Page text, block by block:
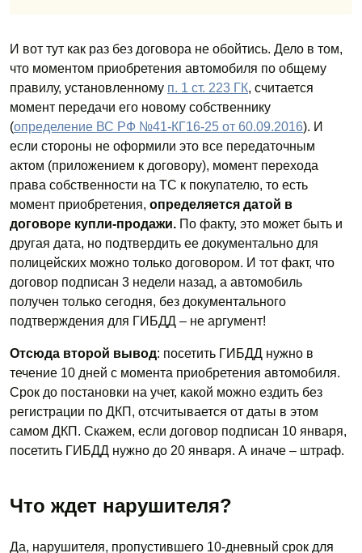
И вот тут как раз без договора не обойтись. Дело в том,
что моментом приобретения автомобиля по общему
правилу, установленному п. 1 ст. 223 ГК, считается
момент передачи его новому собственнику
(определение ВС РФ №41-КГ16-25 от 60.09.2016). И
если стороны не оформили это все передаточным
актом (приложением к договору), момент перехода
права собственности на ТС к покупателю, то есть
момент приобретения, определяется датой в
договоре купли-продажи. По факту, это может быть и
другая дата, но подтвердить ее документально для
полицейских можно только договором. И тот факт, что
договор подписан 3 недели назад, а автомобиль
получен только сегодня, без документального
подтверждения для ГИБДД – не аргумент!
Отсюда второй вывод: посетить ГИБДД нужно в
течение 10 дней с момента приобретения автомобиля.
Срок до постановки на учет, какой можно ездить без
регистрации по ДКП, отсчитывается от даты в этом
самом ДКП. Скажем, если договор подписан 10 января,
посетить ГИБДД нужно до 20 января. А иначе – штраф.
Что ждет нарушителя?
Да, нарушителя, пропустившего 10-дневный срок для